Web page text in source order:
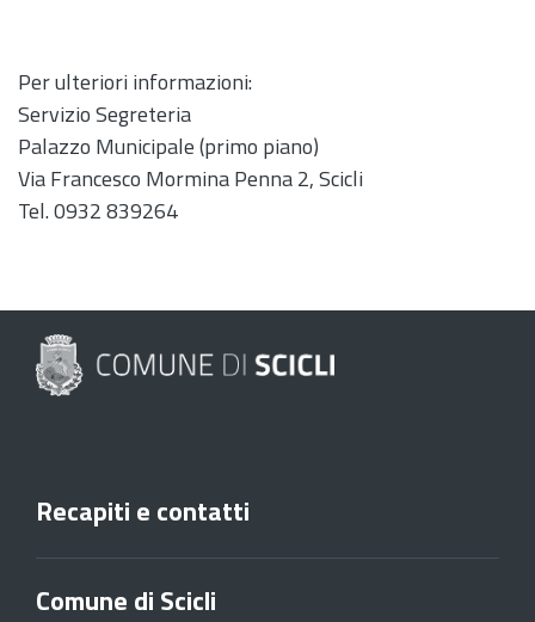
Per ulteriori informazioni:
Servizio Segreteria
Palazzo Municipale (primo piano)
Via Francesco Mormina Penna 2, Scicli
Tel. 0932 839264
Recapiti e contatti
Comune di Scicli